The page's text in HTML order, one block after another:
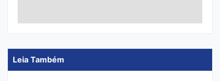
Leia Também